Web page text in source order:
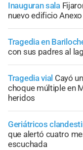
Inauguran sala
nuevo edificio
Tragedia en
con sus padres al
Tragedia vial Cayó
choque múltiple en
heridos
Geriátricos
que alertó cuatro
escuchada